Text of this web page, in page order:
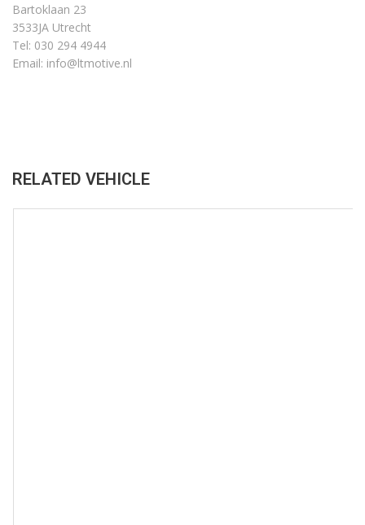
Bartoklaan 23
3533JA Utrecht
Tel: 030 294 4944
Email: info@ltmotive.nl
RELATED VEHICLE